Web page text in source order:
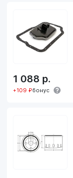
1 088 р.
+109 ₽бонус